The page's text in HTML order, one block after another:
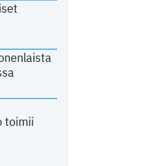
toimii